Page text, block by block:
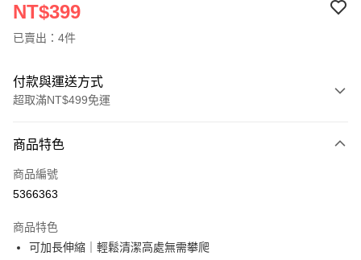
NT$399
已賣出：4件
付款與運送方式
超取滿NT$499免運
信用卡一次付款
超商取貨付款
Apple Pay
商品特色
商品編號
5366363
商品特色
可加長伸縮｜輕鬆清潔高處無需攀爬